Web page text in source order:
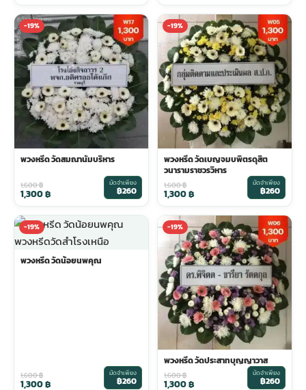
ดอกไม้งานศพ ออนไลน์
พวงดอกไม้งานศพ
tpdecorate ปูพื้น
-19%
พวงหรีด วัดสมณานัมบริหาร
1,600฿
1,300฿
มัดจำเพียง
฿260
-19%
พวงหรีด วัดเบญจมบพิตรดุสิต
วนารามราชวรวิหาร
1,600฿
1,300฿
มัดจำเพียง
฿260
-19%
พวงหรีด วัดน้อยนพคุณ
1,600฿
1,300฿
มัดจำเพียง
฿260
-19%
พวงหรีด วัดประสาทบุญญาวาส
1,600฿
1,300฿
มัดจำเพียง
฿260